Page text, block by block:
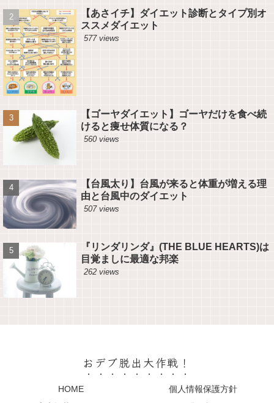
【あさイチ】ダイエット診断とタイプ別オ
ススメダイエット
577 views
【ゴーヤダイエット】ゴーヤだけを食べ続
けると痩せ体質になる？
560 views
【台風太り】台風が来ると体重が増える理
由と台風中のダイエット
507 views
『リンダリンダ』(THE BLUE HEARTS)は
目覚ましに最適な邦楽
262 views
おデブ脱出大作戦！
HOME
個人情報保護方針